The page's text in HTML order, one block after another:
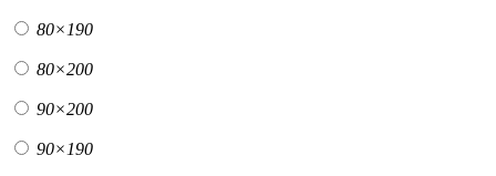
80×190
80×200
90×200
90×190